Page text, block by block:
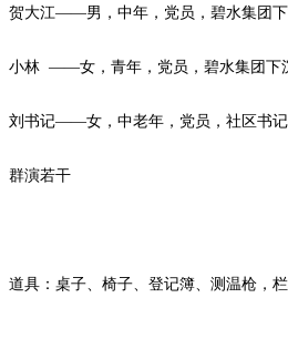
贺大江——男，中年，党员，碧水集团下
小林 ——女，青年，党员，碧水集团下
刘书记——女，中老年，党员，社区书记
群演若干
道具：桌子、椅子、登记簿、测温枪，